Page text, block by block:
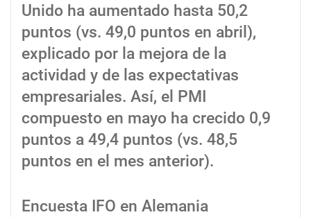
Unido ha aumentado hasta 50,2
puntos (vs. 49,0 puntos en abril),
explicado por la mejora de la
actividad y de las expectativas
empresariales. Así, el PMI
compuesto en mayo ha crecido 0,9
puntos a 49,4 puntos (vs. 48,5
puntos en el mes anterior).
Encuesta IFO en Alemania